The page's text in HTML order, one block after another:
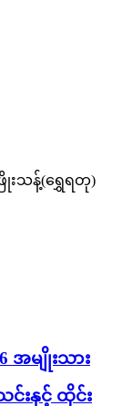
ဖြိုးသန့်(ရွှေရတု)
အမျိုးသား
းနှင့် ထိုင်း